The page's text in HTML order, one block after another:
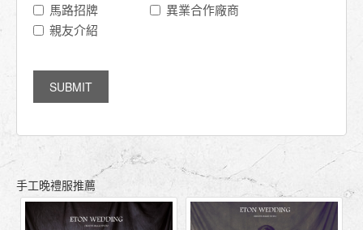
馬路招牌
異業合作廠商
親友介紹
SUBMIT
手工晚禮服推薦